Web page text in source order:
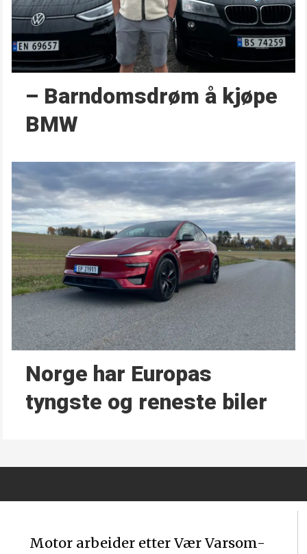
– Barndoms­drøm å kjøpe
BMW
Norge har Europas
tyngste og reneste biler
Motor arbeider etter Vær Varsom-